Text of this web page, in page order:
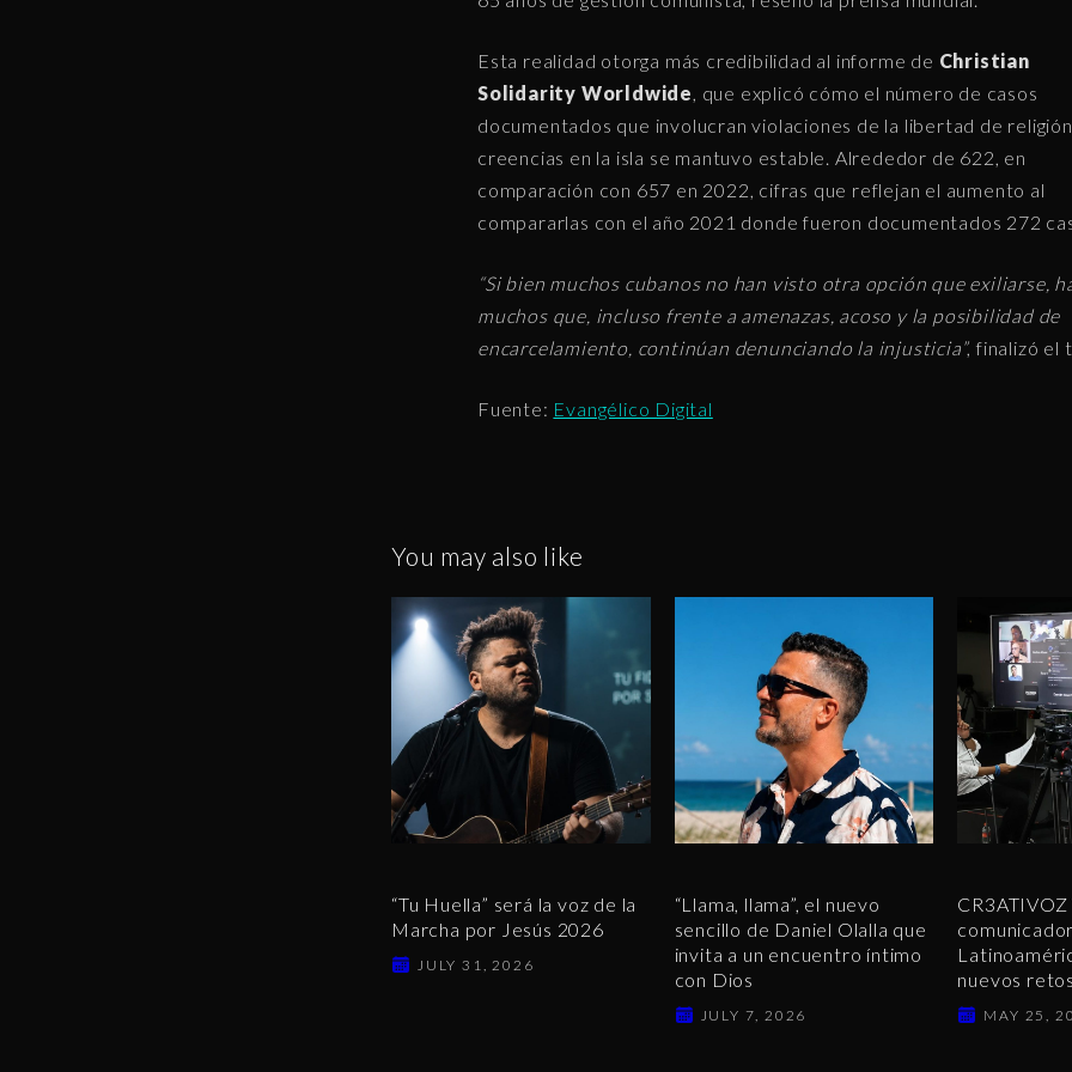
Esta realidad otorga más credibilidad al informe de Christian
Solidarity Worldwide, que explicó cómo el número de casos
documentados que involucran violaciones de la libertad de
creencias en la isla se mantuvo estable. Alrededor de 622, en
comparación con 657 en 2022, cifras que reflejan el aumento al
compararlas con el año 2021 donde fueron documentados 272
“Si bien muchos cubanos no han visto otra opción que exiliarse,
muchos que, incluso frente a amenazas, acoso y la posibilidad de
encarcelamiento, continúan denunciando la injusticia”, finalizó el
Fuente: Evangélico Digital
You may also like
“Tu Huella” será la voz de la
Marcha por Jesús 2026
JULY 31, 2026
“Llama, llama”, el nuevo
sencillo de Daniel Olalla que
invita a un encuentro íntimo
con Dios
JULY 7, 2026
nuevos
MAY 25,